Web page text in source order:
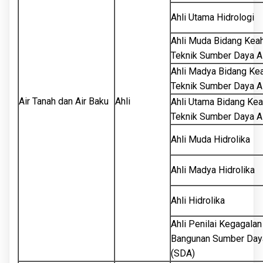
Air Tanah dan Air Baku Ahli
Ahli Utama Hidrologi
Ahli Muda Bidang
Teknik Sumber Daya
Ahli Madya Bidang
Teknik Sumber Daya
Ahli Utama Bidang
Teknik Sumber Daya
Ahli Muda Hidrolika
Ahli Madya Hidrolika
Ahli Hidrolika
Ahli Penilai Kegagalan
Bangunan Sumber
(SDA)